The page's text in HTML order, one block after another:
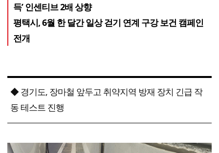
득’ 인센티브 2배 상향
평택시, 6월 한 달간 일상 걷기 연계 구강 보건 캠페인
전개
◆ 경기도, 장마철 앞두고 취약지역 방재 장치 긴급 작
동 테스트 진행